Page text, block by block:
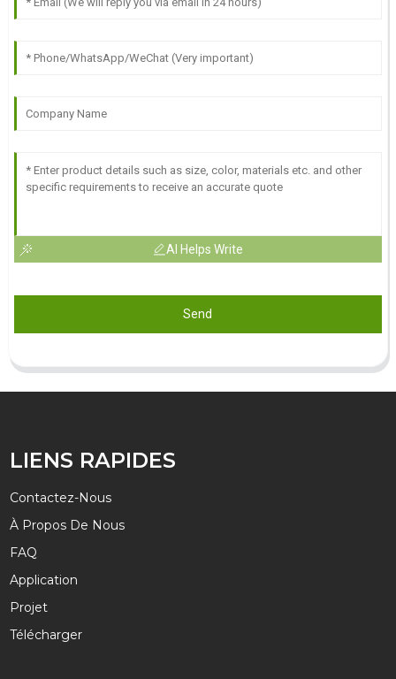
AI Helps Write
Send
LIENS RAPIDES
Contactez-Nous
À Propos De Nous
FAQ
Application
Projet
Télécharger